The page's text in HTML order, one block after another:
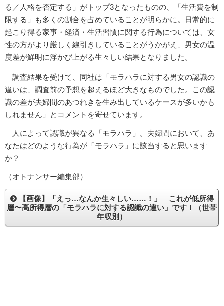
る／人格を否定する」がトップ3となったものの、「生活費を制
限する」も多くの割合を占めていることが明らかに。日常的に
起こり得る家事・経済・生活習慣に関する行為については、女
性の方がより厳しく線引きしていることがうかがえ、男女の温
度差が鮮明に浮かび上がる生々しい結果となりました。
調査結果を受けて、同社は「モラハラに対する男女の認識の
違いは、調査前の予想を超えるほど大きなものでした。この認
識の差が夫婦間のあつれきを生み出しているケースが多いかも
しれません」とコメントを寄せています。
人によって認識が異なる「モラハラ」。夫婦間において、あ
なたはどのような行為が「モラハラ」に該当すると思います
か？
（オトナンサー編集部）
【画像】「えっ…なんか生々しい……！」 これが低所得
層〜高所得層の「モラハラに対する認識の違い」です！（世帯
年収別）